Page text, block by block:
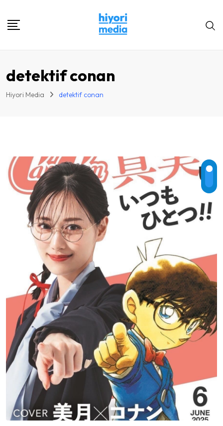
detektif conan
Hiyori Media detektif conan